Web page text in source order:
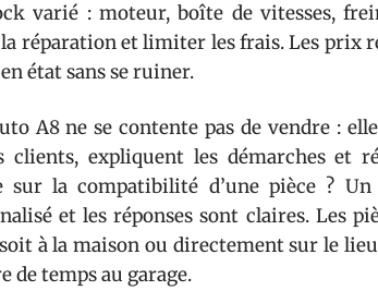
varié : moteur, boîte de vitesses,
réparation et limiter les frais. Les prix
état sans se ruiner.
A8 ne se contente pas de vendre :
clients, expliquent les démarches et
sur la compatibilité d’une pièce ? Un
et les réponses sont claires. Les
à la maison ou directement sur le
de temps au garage.